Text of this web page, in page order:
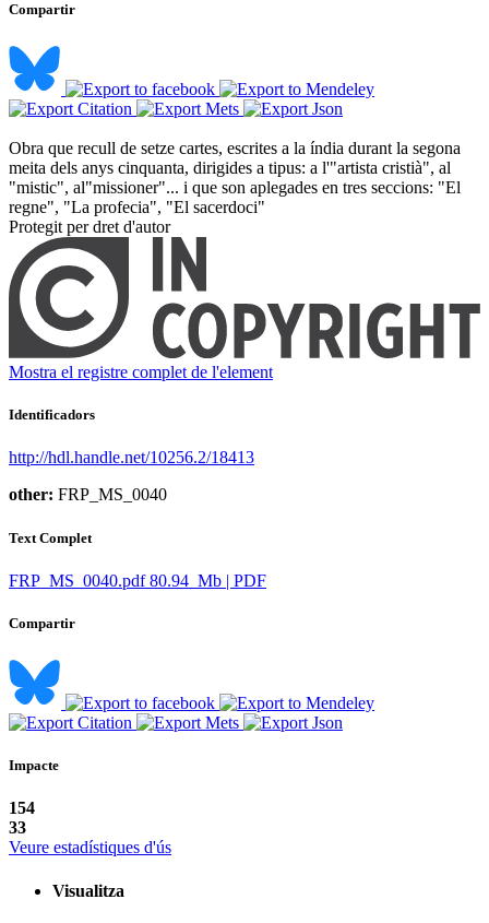
Compartir
Obra que recull de setze cartes, escrites a la índia durant la segona
meita dels anys cinquanta, dirigides a tipus: a l'"artista cristià", al
"mistic", al"missioner"... i que son aplegades en tres seccions: "El
regne", "La profecia", "El sacerdoci" ​
Protegit per dret d'autor
Mostra el registre complet de l'element
Identificadors
http://hdl.handle.net/10256.2/18413
other: FRP_MS_0040
Text Complet
FRP_MS_0040.pdf 80.94 Mb | PDF
Compartir
Impacte
154
33
Veure estadístiques d'ús
Visualitza